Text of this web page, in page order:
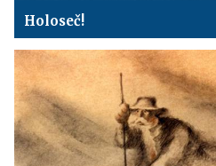
Holoseč!